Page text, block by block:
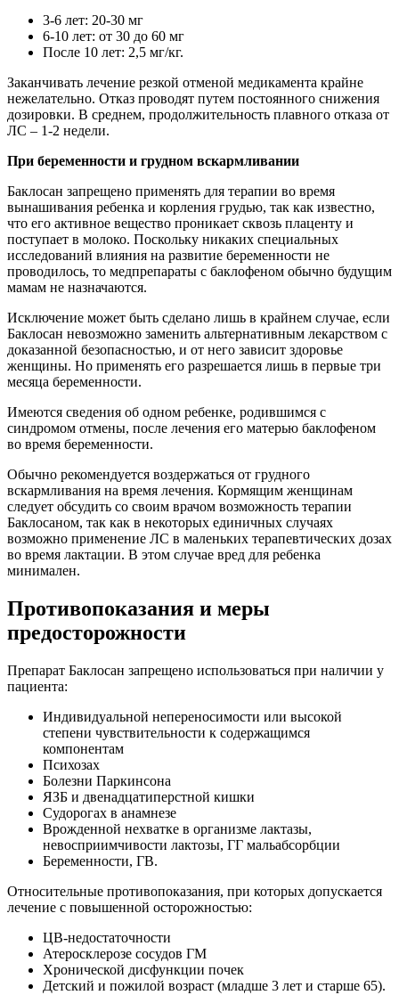
3-6 лет: 20-30 мг
6-10 лет: от 30 до 60 мг
После 10 лет: 2,5 мг/кг.
Заканчивать лечение резкой отменой медикамента крайне
нежелательно. Отказ проводят путем постоянного снижения
дозировки. В среднем, продолжительность плавного отказа от
ЛС – 1-2 недели.
При беременности и грудном вскармливании
Баклосан запрещено применять для терапии во время
вынашивания ребенка и корления грудью, так как известно,
что его активное вещество проникает сквозь плаценту и
поступает в молоко. Поскольку никаких специальных
исследований влияния на развитие беременности не
проводилось, то медпрепараты с баклофеном обычно будущим
мамам не назначаются.
Исключение может быть сделано лишь в крайнем случае, если
Баклосан невозможно заменить альтернативным лекарством с
доказанной безопасностью, и от него зависит здоровье
женщины. Но применять его разрешается лишь в первые три
месяца беременности.
Имеются сведения об одном ребенке, родившимся с
синдромом отмены, после лечения его матерью баклофеном
во время беременности.
Обычно рекомендуется воздержаться от грудного
вскармливания на время лечения. Кормящим женщинам
следует обсудить со своим врачом возможность терапии
Баклосаном, так как в некоторых единичных случаях
возможно применение ЛС в маленьких терапевтических дозах
во время лактации. В этом случае вред для ребенка
минимален.
Противопоказания и меры
предосторожности
Препарат Баклосан запрещено использоваться при наличии у
пациента:
Индивидуальной непереносимости или высокой
степени чувствительности к содержащимся
компонентам
Психозах
Болезни Паркинсона
ЯЗБ и двенадцатиперстной кишки
Судорогах в анамнезе
Врожденной нехватке в организме лактазы,
невосприимчивости лактозы, ГГ мальабсорбции
Беременности, ГВ.
Относительные противопоказания, при которых допускается
лечение с повышенной осторожностью:
ЦВ-недостаточности
Атеросклерозе сосудов ГМ
Хронической дисфункции почек
Детский и пожилой возраст (младше 3 лет и старше 65).